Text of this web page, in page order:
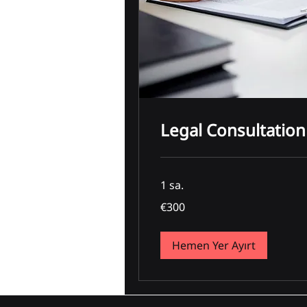
Legal Consultation
1 sa.
Euro
€300
Hemen Yer Ayırt